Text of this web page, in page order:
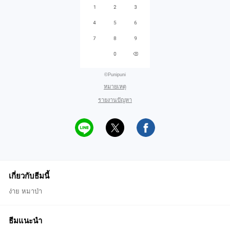
©Punipuni
หมายเหตุ
รายงานปัญหา
เกี่ยวกับธีมนี้
ง่าย หมาป่า
ธีมแนะนำ